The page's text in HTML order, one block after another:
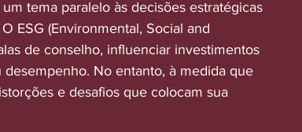
tema paralelo às decisões estratégicas
ESG (Environmental, Social and
de conselho, influenciar investimentos
No entanto, à medida que
e desafios que colocam sua